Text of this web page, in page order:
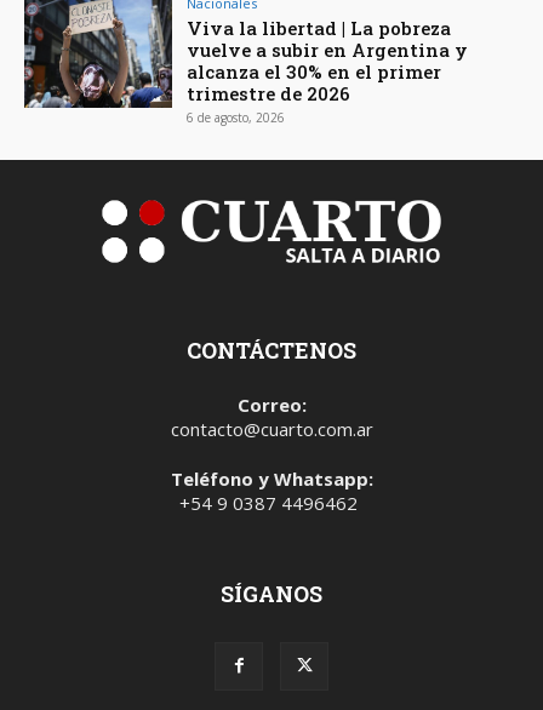
Viva la libertad | La pobreza
vuelve a subir en Argentina y
alcanza el 30% en el primer
trimestre de 2026
6 de agosto, 2026
CONTÁCTENOS
Correo:
contacto@cuarto.com.ar
Teléfono y Whatsapp:
+54 9 0387 4496462
SÍGANOS